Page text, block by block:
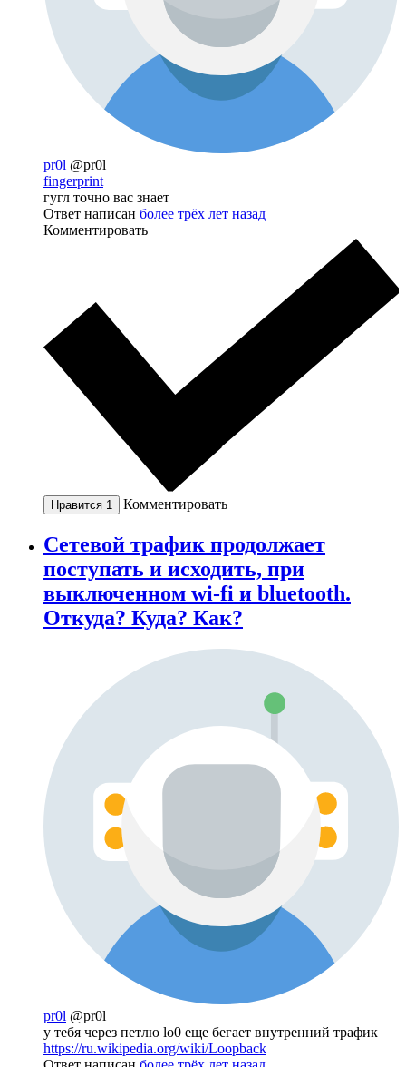
pr0l @pr0l
fingerprint
гугл точно вас знает
Ответ написан более трёх лет назад
Комментировать
Нравится 1 Комментировать
Сетевой трафик продолжает
поступать и исходить, при
выключенном wi-fi и bluetooth.
Откуда? Куда? Как?
pr0l @pr0l
у тебя через петлю lo0 еще бегает внутренний трафик
https://ru.wikipedia.org/wiki/Loopback